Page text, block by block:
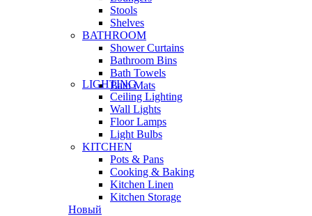
Stools
Shelves
BATHROOM
Shower Curtains
Bathroom Bins
Bath Towels
Bath Mats
LIGHTING
Ceiling Lighting
Wall Lights
Floor Lamps
Light Bulbs
KITCHEN
Pots & Pans
Cooking & Baking
Kitchen Linen
Kitchen Storage
Новый